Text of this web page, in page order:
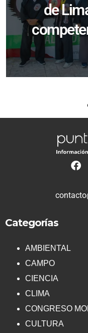
de
Categorías
AMBIENTAL
CAMPO
CIENCIA
CLIMA
CONGRESO
CULTURA